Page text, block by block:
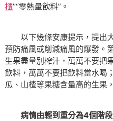
櫃”“零熱量飲料”。
以下幾條安康提示，提出
預防痛風或削減痛風的爆發。
生果盡量別榨汁，萬萬不要把
飲料，萬萬不要把飲料當水喝
瓜、山楂等果糖含量高的生果
病情由輕到重分為4個階段